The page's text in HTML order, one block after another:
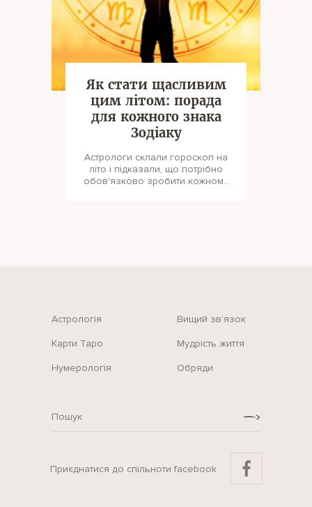
Як стати щасливим
цим літом: порада
для кожного знака
Зодіаку
Астрологи склали гороскоп на
літо і підказали, що потрібно
обов'язково зробити кожному
Астрологія Вищий зв‘язок
Карти Таро Мудрість життя
Нумерологія Обряди
Приєднатися до спільноти facebook